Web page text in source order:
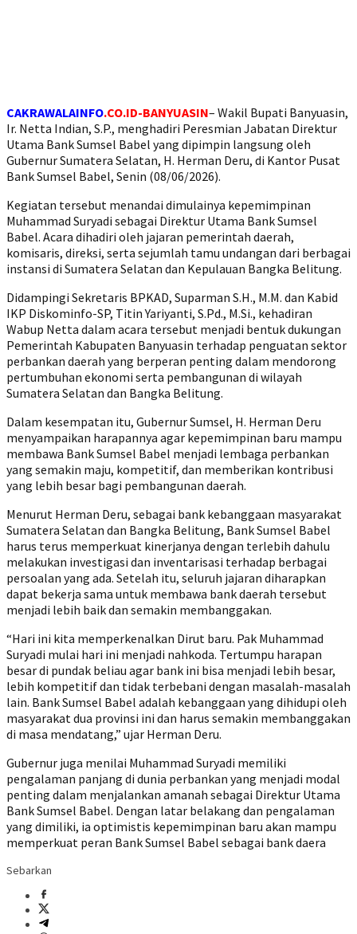
CAKRAWALAINFO.CO.ID-BANYUASIN– Wakil Bupati Banyuasin,
Ir. Netta Indian, S.P., menghadiri Peresmian Jabatan Direktur
Utama Bank Sumsel Babel yang dipimpin langsung oleh
Gubernur Sumatera Selatan, H. Herman Deru, di Kantor Pusat
Bank Sumsel Babel, Senin (08/06/2026).
Kegiatan tersebut menandai dimulainya kepemimpinan
Muhammad Suryadi sebagai Direktur Utama Bank Sumsel
Babel. Acara dihadiri oleh jajaran pemerintah daerah,
komisaris, direksi, serta sejumlah tamu undangan dari berbagai
instansi di Sumatera Selatan dan Kepulauan Bangka Belitung.
Didampingi Sekretaris BPKAD, Suparman S.H., M.M. dan Kabid
IKP Diskominfo-SP, Titin Yariyanti, S.Pd., M.Si., kehadiran
Wabup Netta dalam acara tersebut menjadi bentuk dukungan
Pemerintah Kabupaten Banyuasin terhadap penguatan sektor
perbankan daerah yang berperan penting dalam mendorong
pertumbuhan ekonomi serta pembangunan di wilayah
Sumatera Selatan dan Bangka Belitung.
Dalam kesempatan itu, Gubernur Sumsel, H. Herman Deru
menyampaikan harapannya agar kepemimpinan baru mampu
membawa Bank Sumsel Babel menjadi lembaga perbankan
yang semakin maju, kompetitif, dan memberikan kontribusi
yang lebih besar bagi pembangunan daerah.
Menurut Herman Deru, sebagai bank kebanggaan masyarakat
Sumatera Selatan dan Bangka Belitung, Bank Sumsel Babel
harus terus memperkuat kinerjanya dengan terlebih dahulu
melakukan investigasi dan inventarisasi terhadap berbagai
persoalan yang ada. Setelah itu, seluruh jajaran diharapkan
dapat bekerja sama untuk membawa bank daerah tersebut
menjadi lebih baik dan semakin membanggakan.
“Hari ini kita memperkenalkan Dirut baru. Pak Muhammad
Suryadi mulai hari ini menjadi nahkoda. Tertumpu harapan
besar di pundak beliau agar bank ini bisa menjadi lebih besar,
lebih kompetitif dan tidak terbebani dengan masalah-masalah
lain. Bank Sumsel Babel adalah kebanggaan yang dihidupi oleh
masyarakat dua provinsi ini dan harus semakin membanggakan
di masa mendatang,” ujar Herman Deru.
Gubernur juga menilai Muhammad Suryadi memiliki
pengalaman panjang di dunia perbankan yang menjadi modal
penting dalam menjalankan amanah sebagai Direktur Utama
Bank Sumsel Babel. Dengan latar belakang dan pengalaman
yang dimiliki, ia optimistis kepemimpinan baru akan mampu
memperkuat peran Bank Sumsel Babel sebagai bank daera
Sebarkan